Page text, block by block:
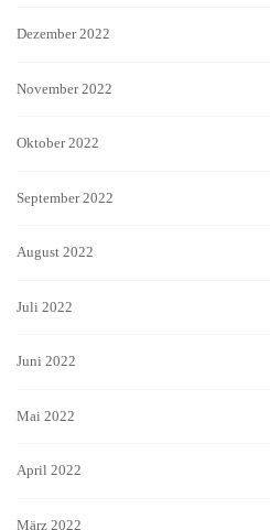
Dezember 2022
November 2022
Oktober 2022
September 2022
August 2022
Juli 2022
Juni 2022
Mai 2022
April 2022
März 2022